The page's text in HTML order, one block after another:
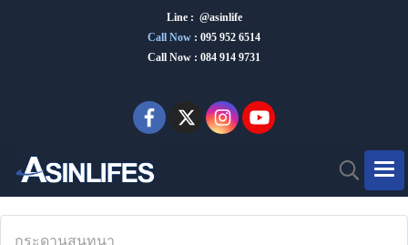
Line : @asinlife
Call Now : 095 952 6514
Call Now : 084 914 9731
กระดานสนทนา